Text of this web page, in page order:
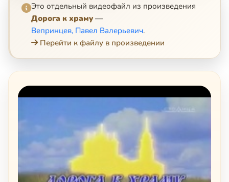
Это отдельный видеофайл из произведения
Дорога к храму —
Вепринцев, Павел Валерьевич.
Перейти к файлу в произведении